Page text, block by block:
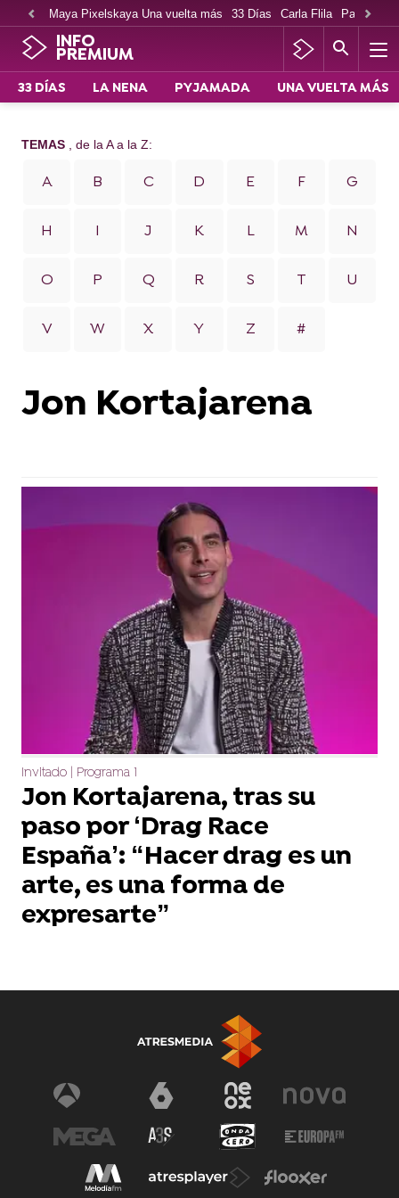
Maya Pixelskaya Una vuelta más 33 Días Carla Flila Paco
INFO
PREMIUM
33 DÍAS LA NENA PYJAMADA UNA VUELTA MÁS
TEMAS , de la A a la Z:
A B C D E F G
H I J K L M N
O P Q R S T U
V W X Y Z #
Jon Kortajarena
Invitado | Programa 1
Jon Kortajarena, tras su
paso por ‘Drag Race
España’: “Hacer drag es un
arte, es una forma de
expresarte”